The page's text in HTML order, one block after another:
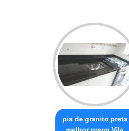
pia de granito preta
melhor preço Vila